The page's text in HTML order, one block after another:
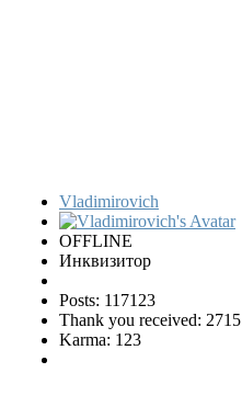
Vladimirovich
OFFLINE
Инквизитор
Posts: 117123
Thank you received: 2715
Karma: 123